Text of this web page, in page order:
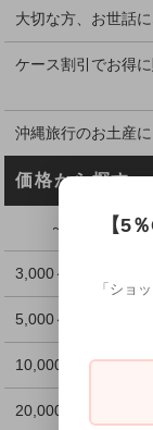
大切な方、お世話
ケース割引でお得に
沖縄旅行のお土産に
価格から探す
～2,999円
3,000～4,999円
5,000～9,999円
10,000～19,999円
20,000円以上
【5
「ショ